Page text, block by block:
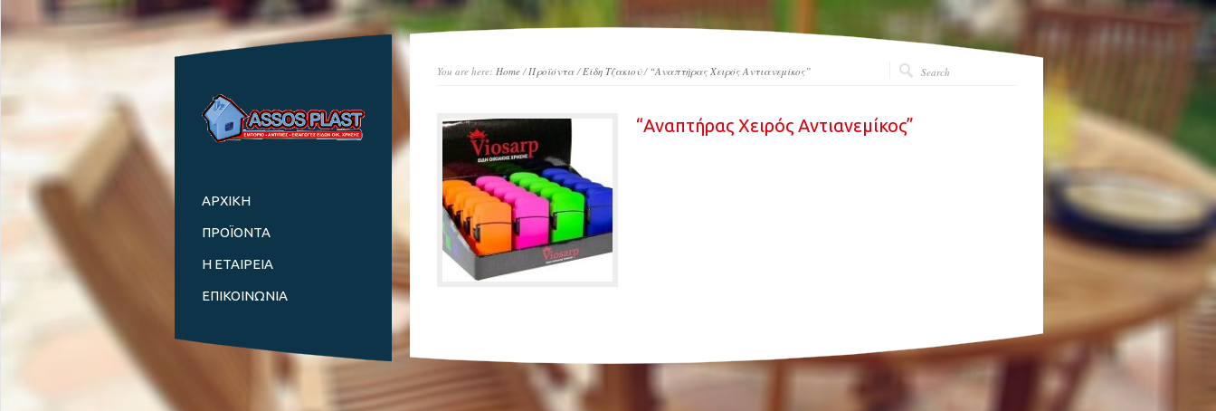
You are here: Home/Προϊόντα/Είδη Τζακιού/ “Αναπτήρας Χειρός Αντιανεμίκος”
“Αναπτήρας Χειρός Αντιανεμίκος”
ΑΡΧΙΚΗ
ΠΡΟΪΟΝΤΑ
Η ΕΤΑΙΡΕΙΑ
ΕΠΙΚΟΙΝΩΝΙΑ